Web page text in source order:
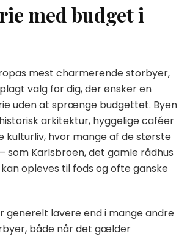
med budget i
mest charmerende storbyer,
valg for dig, der ønsker en
uden at sprænge budgettet. Byen
arkitektur, hyggelige caféer
kulturliv, hvor mange af de største
som Karlsbroen, det gamle rådhus
opleves til fods og ofte ganske
generelt lavere end i mange andre
både når det gælder